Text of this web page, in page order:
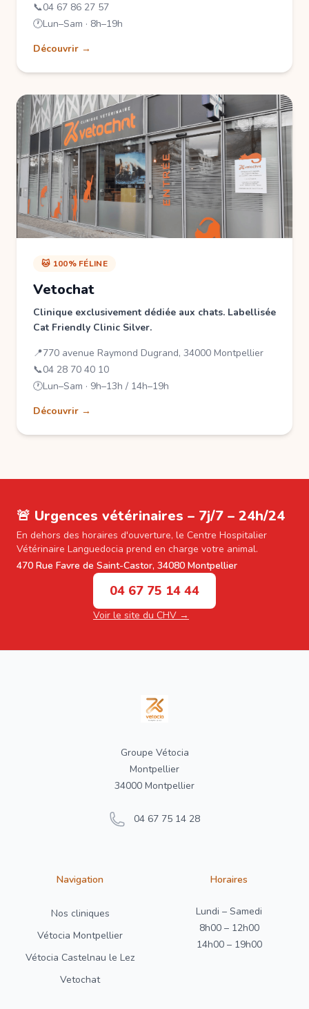
📞04 67 86 27 57
🕐Lun–Sam · 8h–19h
Découvrir →
🐱 100% FÉLINE
Vetochat
Clinique exclusivement dédiée aux chats. Labellisée
Cat Friendly Clinic Silver.
📍770 avenue Raymond Dugrand, 34000 Montpellier
📞04 28 70 40 10
🕐Lun–Sam · 9h–13h / 14h–19h
Découvrir →
🚨 Urgences vétérinaires – 7j/7 – 24h/24
En dehors des horaires d'ouverture, le Centre Hospitalier
Vétérinaire Languedocia prend en charge votre animal.
470 Rue Favre de Saint-Castor, 34080 Montpellier
04 67 75 14 44
Voir le site du CHV →
Groupe Vétocia
Montpellier
34000 Montpellier
04 67 75 14 28
Navigation
Nos cliniques
Vétocia Montpellier
Vétocia Castelnau le Lez
Vetochat
Horaires
Lundi – Samedi
8h00 – 12h00
14h00 – 19h00